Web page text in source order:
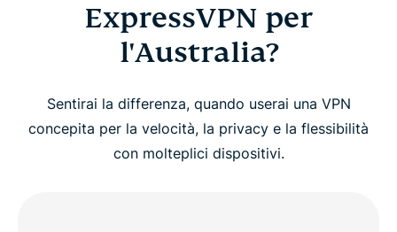
ExpressVPN per
l'Australia?
Sentirai la differenza, quando userai una VPN
concepita per la velocità, la privacy e la flessibilità
con molteplici dispositivi.